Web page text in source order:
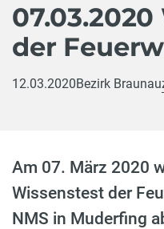
der
12.03.2020Bezirk Braunau
Am 07. März 2020
Wissenstest der
NMS in Muderfing